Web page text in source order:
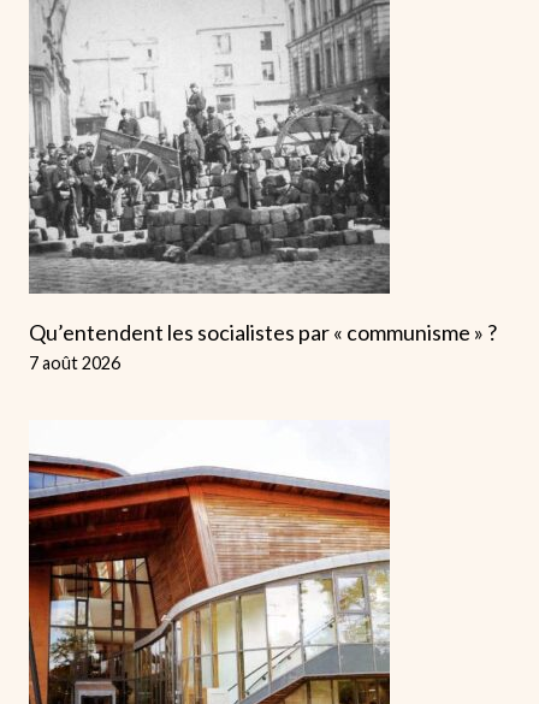
Qu’entendent les socialistes par « communisme » ?
7 août 2026